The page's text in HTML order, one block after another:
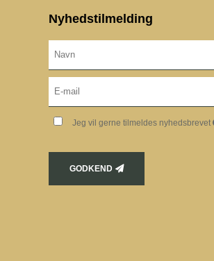
Nyhedstilmelding
Jeg vil gerne tilmeldes nyhedsbrevet
GODKEND